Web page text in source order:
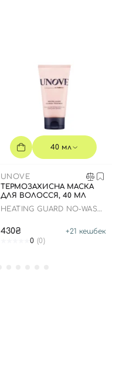
40 мл
UNOVE
ТЕРМОЗАХИСНА МАСКА
ДЛЯ ВОЛОССЯ, 40 МЛ
HEATING GUARD NO-WASH
430₴ +21 кешбек
0 (0)